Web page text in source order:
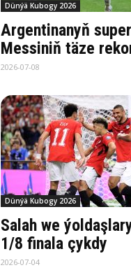
Dünýä Kubogy 2026
Argentinanyň
Messiniň täze
2026-07-08
Dünýä Kubogy 2026
Salah we
1/8 finala çykdy
2026-07-04